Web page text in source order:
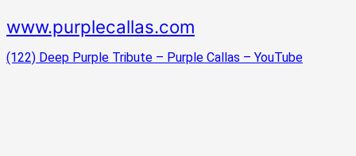
www.purplecallas.com
(122) Deep Purple Tribute – Purple Callas – YouTube